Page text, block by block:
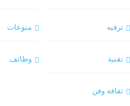
ترفيه
تقنية
ثقافة وفن
منوعات
وظائف